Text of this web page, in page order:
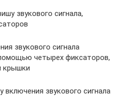
звукового сигнала,
звукового сигнала
четырех фиксаторов,
крышки
звукового сигнала